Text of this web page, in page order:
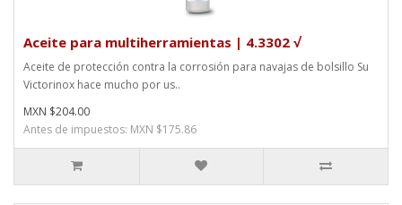
Aceite para multiherramientas | 4.3302 √
Aceite de protección contra la corrosión para navajas de bolsillo Su
Victorinox hace mucho por us..
MXN $204.00
Antes de impuestos: MXN $175.86